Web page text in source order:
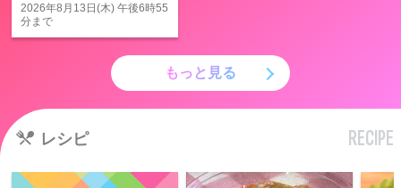
2026年8月13日(木) 午後6時55
分まで
もっと見る
レシピ RECIPE